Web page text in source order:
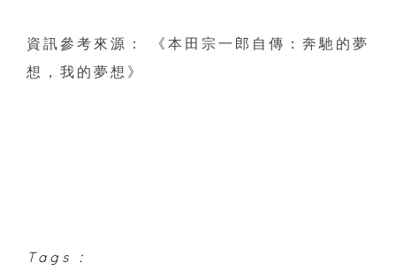
資訊參考來源： 《本田宗一郎自傳：奔馳的夢
想，我的夢想》
Tags :